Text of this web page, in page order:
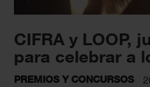
CIFRA y LOOP,
para celebrar a
PREMIOS Y CONCURSOS